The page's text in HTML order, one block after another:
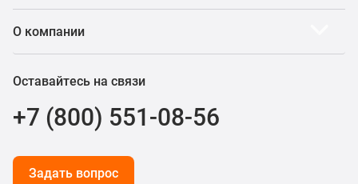
О компании
Оставайтесь на связи
+7 (800) 551-08-56
Задать вопрос